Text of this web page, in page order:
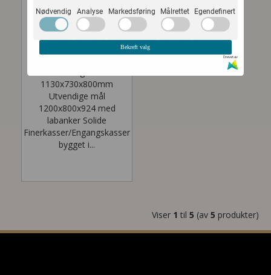
FINÉRKASSE/ENGA
NGSKASSE 1208080
1130x730x800mm
Utvendige mål
1200x800x924 med
labanker Solide
Finerkasser/Engangskasser
bygget i...
Viser 1 til 5 (av 5 produkter)
Nødvendig Analyse Markedsføring Målrettet Egendefinert
Bekreft valg
Drevet av